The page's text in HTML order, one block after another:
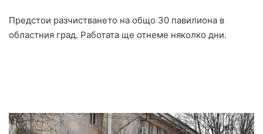
Предстои разчистването на общо 30 павилиона в
областния град. Работата ще отнеме няколко дни.